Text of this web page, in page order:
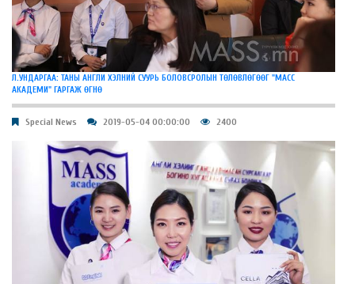
Л.УНДАРГАА: ТАНЫ АНГЛИ ХЭЛНИЙ СУУРЬ БОЛОВСРОЛЫН ТӨЛӨВЛӨГӨӨГ "МАСС
АКАДЕМИ" ГАРГАЖ ӨГНӨ
Special News 2019-05-04 00:00:00 2400